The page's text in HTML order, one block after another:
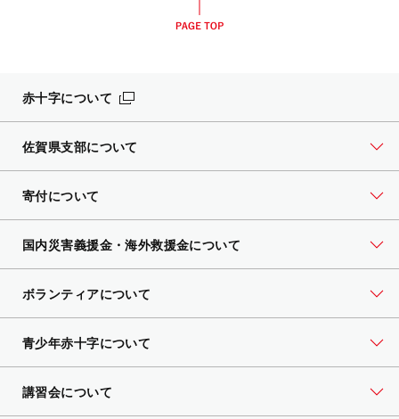
赤十字について
佐賀県支部について
寄付について
国内災害義援金・海外救援金について
ボランティアについて
青少年赤十字について
講習会について